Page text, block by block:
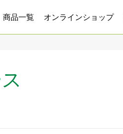
商品一覧 オンラインショップ